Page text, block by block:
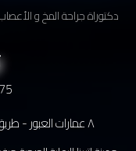
دكتوراة جراحة المخ و